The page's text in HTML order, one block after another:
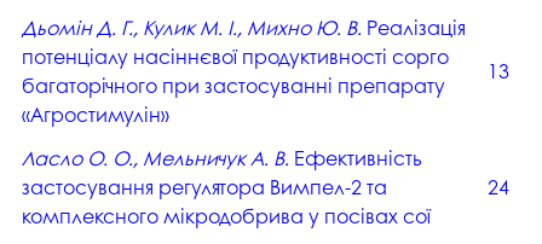
Дьомін Д. Г., Кулик М. І., Михно Ю. В. Реалізація
потенціалу насіннєвої продуктивності сорго
багаторічного при застосуванні препарату
«Агростимулін»
13
Ласло О. О., Мельничук А. В. Ефективність
застосування регулятора Вимпел-2 та
комплексного мікродобрива у посівах сої
24